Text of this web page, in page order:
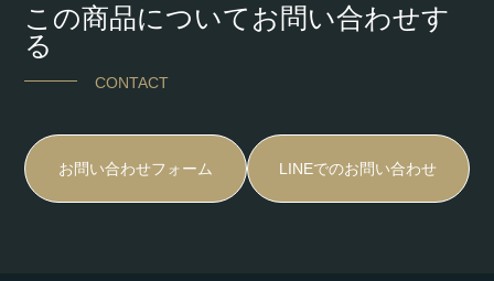
この商品についてお問い合わせす
る
CONTACT
お問い合わせフォーム LINEでのお問い合わせ